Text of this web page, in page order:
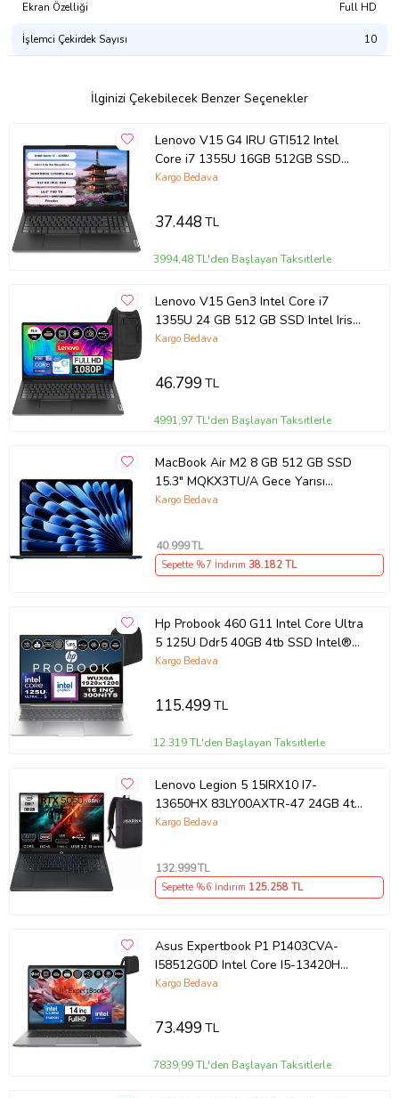
Ekran Özelliği Full HD
İşlemci Çekirdek Sayısı 10
İlginizi Çekebilecek Benzer Seçenekler
Lenovo V15 G4 IRU GTI512 Intel
Core i7 1355U 16GB 512GB SSD
Freedos 15.6” FHD 83A100HXTR
Kargo Bedava
37.448TL
3994,48 TL'den Başlayan Taksitlerle
Lenovo V15 Gen3 Intel Core i7
1355U 24 GB 512 GB SSD Intel Iris
X? Freedos 15.6" FHD Taşınabilir
Weblegelsin Çanta
Kargo Bedava
46.799TL
4991,97 TL'den Başlayan Taksitlerle
MacBook Air M2 8 GB 512 GB SSD
15.3" MQKX3TU/A Gece Yarısı
Outlet (Açıklamayı Okuyunuz)
Kargo Bedava
40.999TL
Sepette %7 İndirim 38.182TL
Hp Probook 460 G11 Intel Core Ultra
5 125U Ddr5 40GB 4tb SSD Intel®
Aı Boost 16" Wuxga IPS Freedos
Zetta Çanta
Kargo Bedava
115.499TL
12.319 TL'den Başlayan Taksitlerle
Lenovo Legion 5 15IRX10 I7-
13650HX 83LY00AXTR-47 24GB 4tb
RTX5060 8gb W11PRO 15.3"
Kargo Bedava
132.999TL
Sepette %6 İndirim 125.258TL
Asus Expertbook P1 P1403CVA-
I58512G0D Intel Core I5-13420H
40GB Ddr5 256GB SSD
UHD Taşınabilir Bilgisayar
Kargo Bedava
73.499TL
7839,99 TL'den Başlayan Taksitlerle